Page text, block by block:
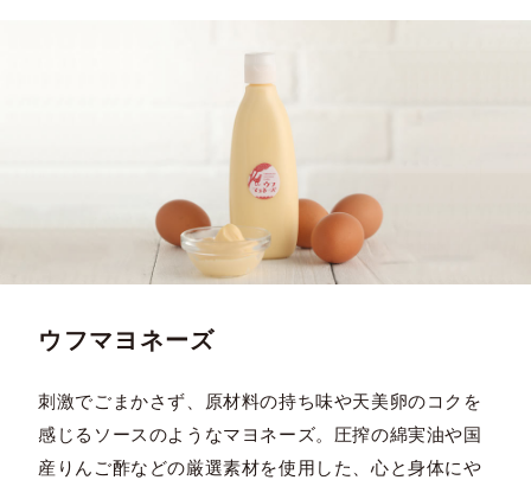
ウフマヨネーズ
刺激でごまかさず、原材料の持ち味や天美卵のコクを
感じるソースのようなマヨネーズ。圧搾の綿実油や国
産りんご酢などの厳選素材を使用した、心と身体にや